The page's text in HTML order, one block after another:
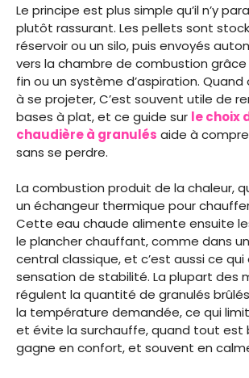
Le principe est plus simple qu’il n’y
plutôt rassurant. Les pellets sont
réservoir ou un silo, puis envoyés
vers la chambre de combustion grâce
fin ou un système d’aspiration.
à se projeter, C’est souvent utile de
bases à plat, et ce guide sur le choix
chaudière à granulés aide à
sans se perdre.
La combustion produit de la chaleur,
un échangeur thermique pour
Cette eau chaude alimente ensuite
le plancher chauffant, comme dans
central classique, et c’est aussi ce qui
sensation de stabilité. La plupart des
régulent la quantité de granulés
la température demandée, ce qui
et évite la surchauffe, quand tout est
gagne en confort, et souvent en